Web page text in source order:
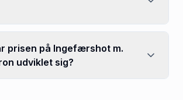
prisen på Ingefærshot m.
udviklet sig?